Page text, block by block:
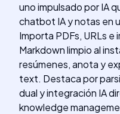
uno impulsado por IA
chatbot IA y notas en
Importa PDFs, URLs
Markdown limpio al
resúmenes, anota y
text. Destaca por
dual y integración IA
knowledge